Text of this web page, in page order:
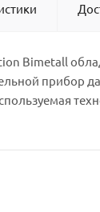
Bimetall
прибор